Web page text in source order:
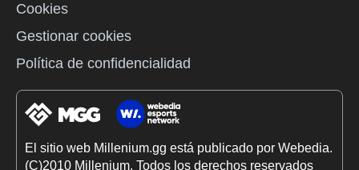
Cookies
Gestionar cookies
Política de confidencialidad
El sitio web Millenium.gg está publicado por Webedia.
(C)2010 Millenium. Todos los derechos reservados